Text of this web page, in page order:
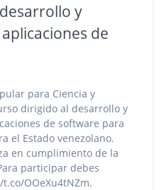
y
de
para Ciencia y
dirigido al desarrollo y
de software para
el Estado venezolano.
en cumplimiento de la
participar debes
OOeXu4tNZm.